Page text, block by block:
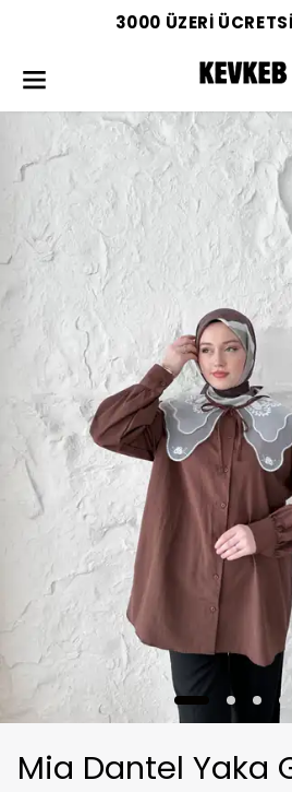
3000 ÜZERİ
Mia Dantel Yaka